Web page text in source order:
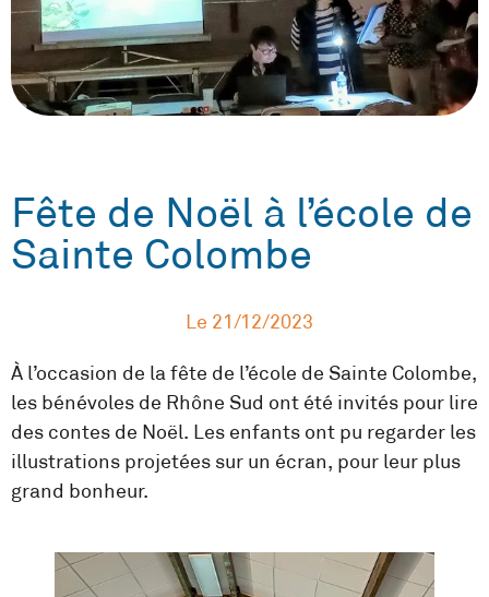
Fête de Noël à l’école de
Sainte Colombe
Le 21/12/2023
À l’occasion de la fête de l’école de Sainte Colombe,
les bénévoles de Rhône Sud ont été invités pour lire
des contes de Noël. Les enfants ont pu regarder les
illustrations projetées sur un écran, pour leur plus
grand bonheur.